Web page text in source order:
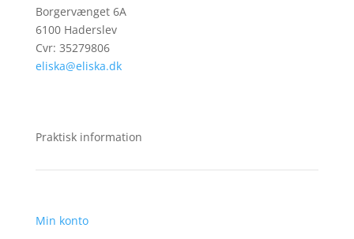
Borgervænget 6A
6100 Haderslev
Cvr: 35279806
eliska@eliska.dk
Praktisk information
Min konto